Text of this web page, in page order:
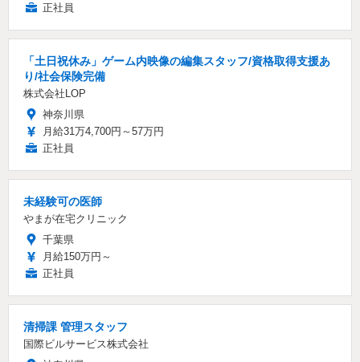
正社員
「土日祝休み」ゲーム内映像の編集スタッフ/資格取得支援あ
り/社会保険完備
株式会社LOP
神奈川県
月給31万4,700円～57万円
正社員
未経験可の医師
やまが在宅クリニック
千葉県
月給150万円～
正社員
清掃課 管理スタッフ
国際ビルサービス株式会社